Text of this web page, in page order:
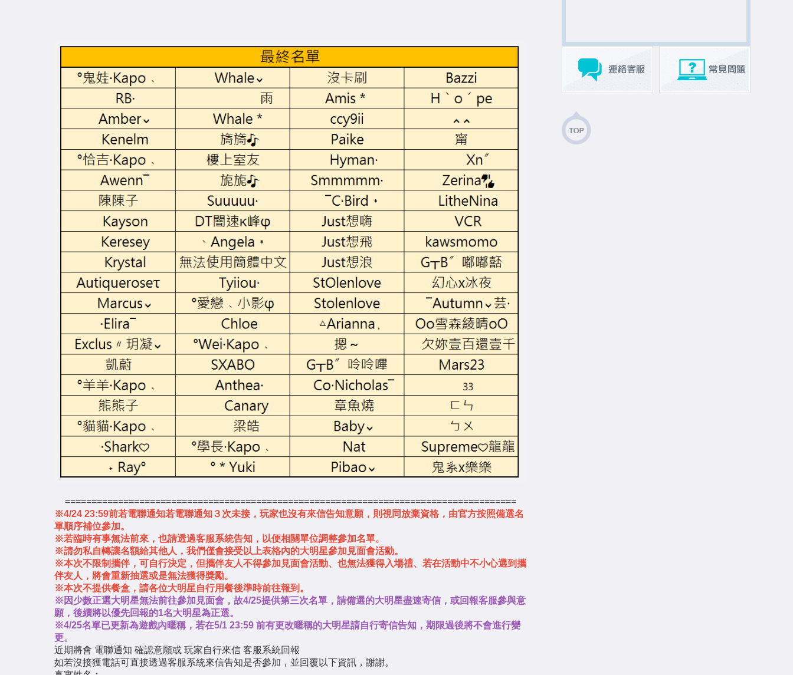
=====================================================================================
※4/24 23:59前若電聯通知若電聯通知３次未接，玩家也沒有來信告知意願，則視同放棄資格，由官方按照備選名
單順序補位參加。
※若臨時有事無法前來，也請透過客服系統告知，以便相關單位調整參加名單。
※請勿私自轉讓名額給其他人，我們僅會接受以上表格內的大明星參加見面會活動。
※本次不限制攜伴，可自行決定，但攜伴友人不得參加見面會活動、也無法獲得入場禮、若在活動中不小心選到攜
伴友人，將會重新抽選或是無法獲得獎勵。
※本次不提供餐盒，請各位大明星自行用餐後準時前往報到。
※因少數正選大明星無法前往參加見面會，故4/25提供第三次名單，請備選的大明星盡速寄信，或回報客服參與意
願，後續將以優先回報的1名大明星為正選。
※4/25名單已更新為遊戲內暱稱，若在5/1 23:59 前有更改暱稱的大明星請自行寄信告知，期限過後將不會進行變
更。
近期將會 電聯通知 確認意願或 玩家自行來信 客服系統回報
如若沒接獲電話可直接透過客服系統來信告知是否參加，並回覆以下資訊，謝謝。